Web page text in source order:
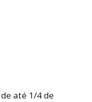
até 1/4 de